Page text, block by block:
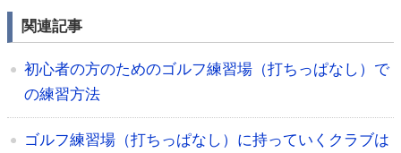
関連記事
初心者の方のためのゴルフ練習場（打ちっぱなし）で
の練習方法
ゴルフ練習場（打ちっぱなし）に持っていくクラブは